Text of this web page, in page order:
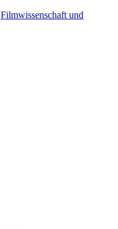
Filmwissenschaft und